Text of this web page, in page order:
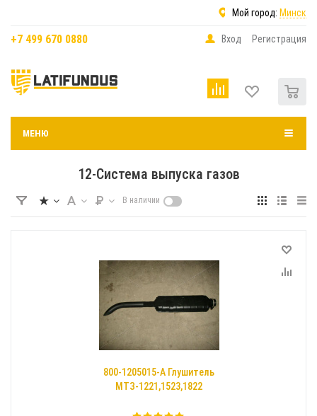
Мой город: Минск
+7 499 670 0880 Вход Регистрация
МЕНЮ
12-Система выпуска газов
В наличии
800-1205015-А Глушитель
МТЗ-1221,1523,1822